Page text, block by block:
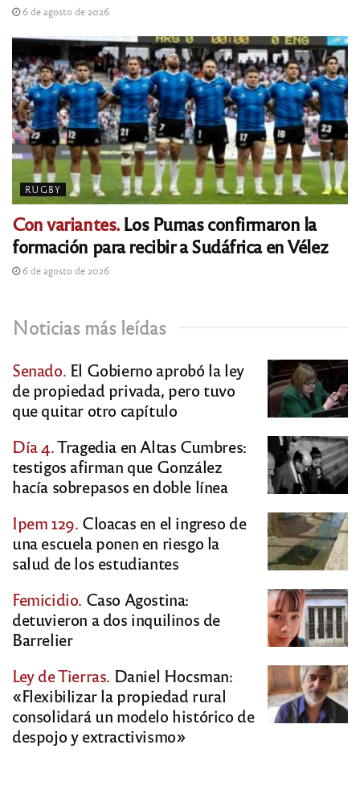
6 de agosto de 2026
RUGBY
Con variantes.Los Pumas confirmaron la
formación para recibir a Sudáfrica en Vélez
6 de agosto de 2026
Noticias más leídas
Senado. El Gobierno aprobó la ley
de propiedad privada, pero tuvo
que quitar otro capítulo
Día 4.Tragedia en Altas Cumbres:
testigos afirman que González
hacía sobrepasos en doble línea
Ipem 129. Cloacas en el ingreso de
una escuela ponen en riesgo la
salud de los estudiantes
Femicidio. Caso Agostina:
detuvieron a dos inquilinos de
Barrelier
Ley de Tierras. Daniel Hocsman:
«Flexibilizar la propiedad rural
consolidará un modelo histórico de
despojo y extractivismo»